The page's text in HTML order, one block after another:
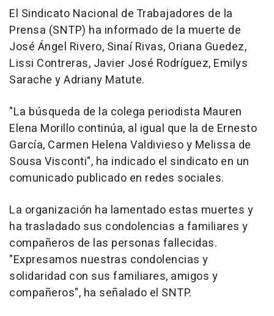
El Sindicato Nacional de Trabajadores de la
Prensa (SNTP) ha informado de la muerte de
José Ángel Rivero, Sinaí Rivas, Oriana Guedez,
Lissi Contreras, Javier José Rodríguez, Emilys
Sarache y Adriany Matute.
"La búsqueda de la colega periodista Mauren
Elena Morillo continúa, al igual que la de Ernesto
García, Carmen Helena Valdivieso y Melissa de
Sousa Visconti", ha indicado el sindicato en un
comunicado publicado en redes sociales.
La organización ha lamentado estas muertes y
ha trasladado sus condolencias a familiares y
compañeros de las personas fallecidas.
"Expresamos nuestras condolencias y
solidaridad con sus familiares, amigos y
compañeros", ha señalado el SNTP.